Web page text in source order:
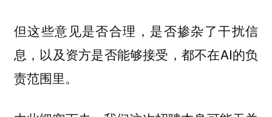
但这些意见是否合理，是否掺杂了干扰信
息，以及资方是否能够接受，都不在AI的负
责范围里。